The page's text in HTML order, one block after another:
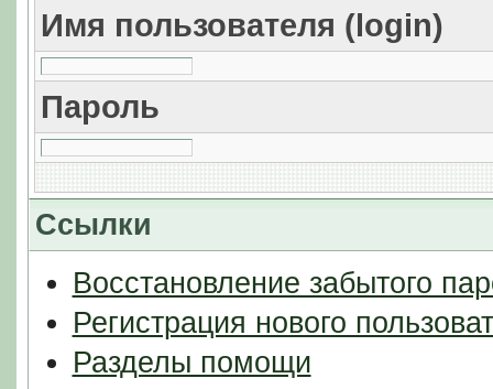
Имя пользователя (login)
Пароль
Ссылки
Восстановление забытого
Регистрация нового
Разделы помощи